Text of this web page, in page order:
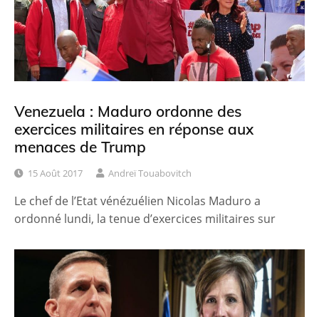
Venezuela : Maduro ordonne des
exercices militaires en réponse aux
menaces de Trump
15 Août 2017 Andreï Touabovitch
Le chef de l’Etat vénézuélien Nicolas Maduro a
ordonné lundi, la tenue d’exercices militaires sur